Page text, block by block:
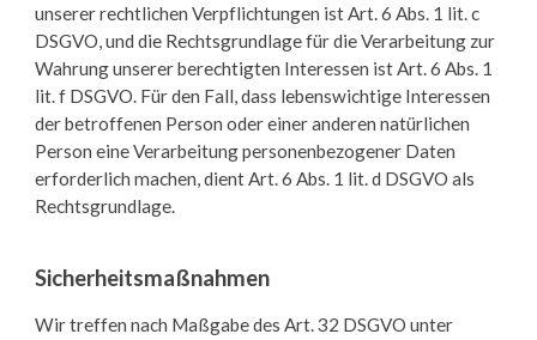
unserer rechtlichen Verpflichtungen ist Art. 6 Abs. 1 lit. c
DSGVO, und die Rechtsgrundlage für die Verarbeitung zur
Wahrung unserer berechtigten Interessen ist Art. 6 Abs. 1
lit. f DSGVO. Für den Fall, dass lebenswichtige Interessen
der betroffenen Person oder einer anderen natürlichen
Person eine Verarbeitung personenbezogener Daten
erforderlich machen, dient Art. 6 Abs. 1 lit. d DSGVO als
Rechtsgrundlage.
Sicherheitsmaßnahmen
Wir treffen nach Maßgabe des Art. 32 DSGVO unter